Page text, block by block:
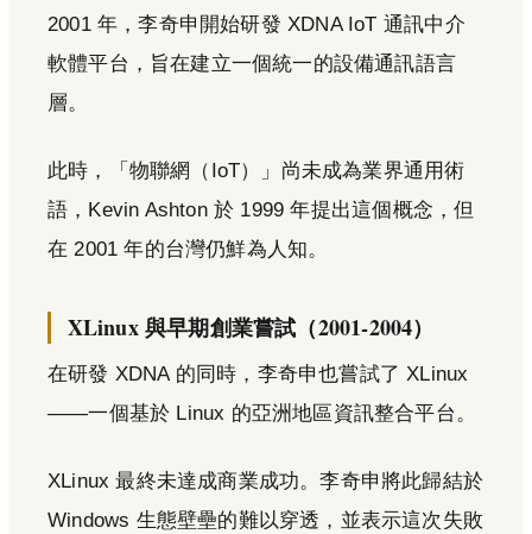
2001 年，李奇申開始研發 XDNA IoT 通訊中介
軟體平台，旨在建立一個統一的設備通訊語言
層。
此時，「物聯網（IoT）」尚未成為業界通用術
語，Kevin Ashton 於 1999 年提出這個概念，但
在 2001 年的台灣仍鮮為人知。
XLinux 與早期創業嘗試（2001-2004）
在研發 XDNA 的同時，李奇申也嘗試了 XLinux
——一個基於 Linux 的亞洲地區資訊整合平台。
XLinux 最終未達成商業成功。李奇申將此歸結於
Windows 生態壁壘的難以穿透，並表示這次失敗